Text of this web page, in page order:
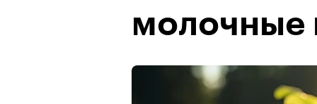
молочные